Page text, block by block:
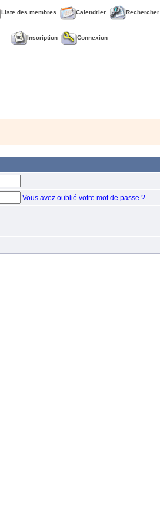
Liste des membres Calendrier Rechercher
Inscription Connexion
Vous avez oublié votre mot de passe ?